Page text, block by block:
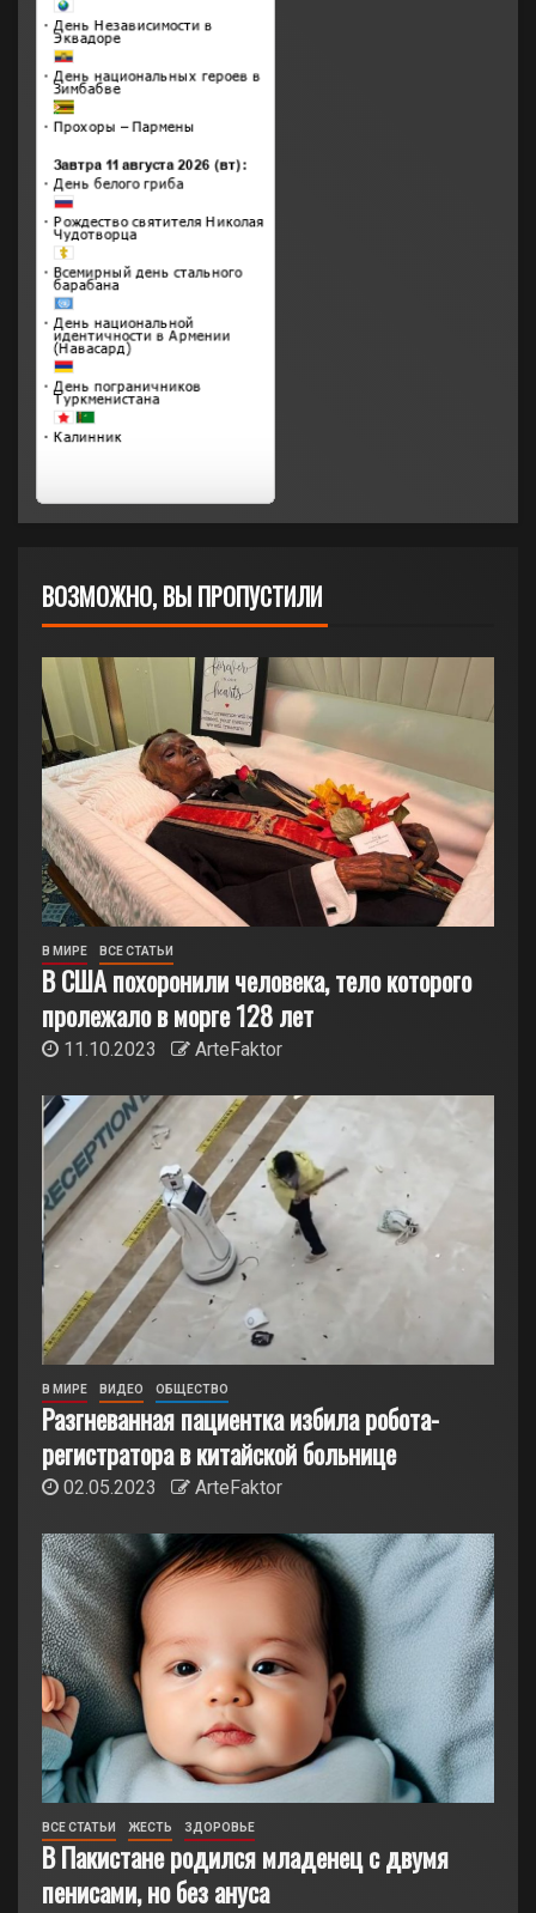
ВОЗМОЖНО, ВЫ ПРОПУСТИЛИ
В МИРЕ ВСЕ СТАТЬИ
В США похоронили человека, тело которого
пролежало в морге 128 лет
11.10.2023 ArteFaktor
В МИРЕ ВИДЕО ОБЩЕСТВО
Разгневанная пациентка избила робота-
регистратора в китайской больнице
02.05.2023 ArteFaktor
ВСЕ СТАТЬИ ЖЕСТЬ ЗДОРОВЬЕ
В Пакистане родился младенец с двумя
пенисами, но без ануса